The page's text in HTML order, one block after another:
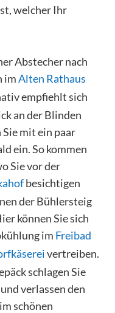
welcher Ihr
Abstecher nach
imAlten Rathaus
empfiehlt sich
an der Blinden
mit ein paar
ein. So kommen
Sie vor der
besichtigen
der Bühlersteig
können Sie sich
im Freibad
vertreiben.
schlagen Sie
verlassen den
schönen